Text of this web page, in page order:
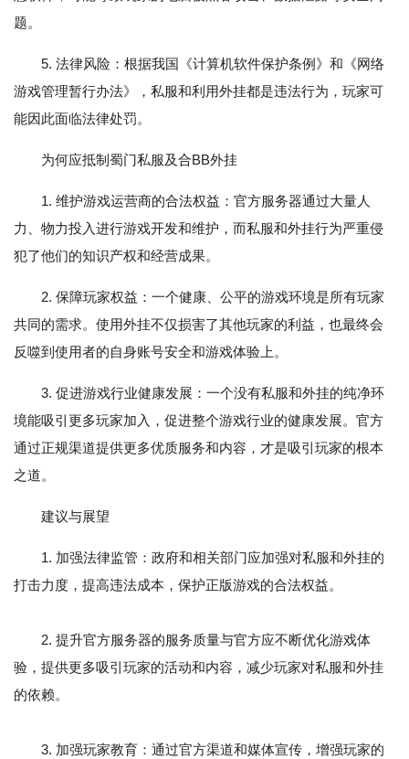
题。
5. 法律风险：根据我国《计算机软件保护条例》和《网络
游戏管理暂行办法》，私服和利用外挂都是违法行为，玩家可
能因此面临法律处罚。
为何应抵制蜀门私服及合BB外挂
1. 维护游戏运营商的合法权益：官方服务器通过大量人
力、物力投入进行游戏开发和维护，而私服和外挂行为严重侵
犯了他们的知识产权和经营成果。
2. 保障玩家权益：一个健康、公平的游戏环境是所有玩家
共同的需求。使用外挂不仅损害了其他玩家的利益，也最终会
反噬到使用者的自身账号安全和游戏体验上。
3. 促进游戏行业健康发展：一个没有私服和外挂的纯净环
境能吸引更多玩家加入，促进整个游戏行业的健康发展。官方
通过正规渠道提供更多优质服务和内容，才是吸引玩家的根本
之道。
建议与展望
1. 加强法律监管：政府和相关部门应加强对私服和外挂的
打击力度，提高违法成本，保护正版游戏的合法权益。
2. 提升官方服务器的服务质量与官方应不断优化游戏体
验，提供更多吸引玩家的活动和内容，减少玩家对私服和外挂
的依赖。
3. 加强玩家教育：通过官方渠道和媒体宣传，增强玩家的